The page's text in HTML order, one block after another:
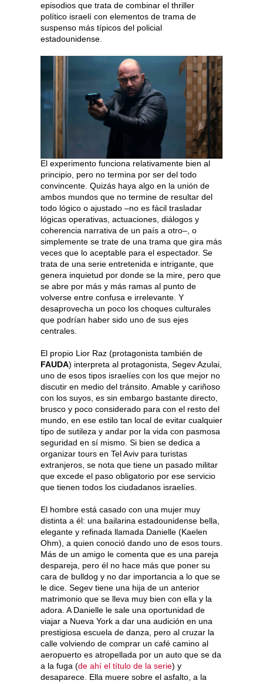
episodios que trata de combinar el thriller
político israelí con elementos de trama de
suspenso más típicos del policial
estadounidense.
El experimento funciona relativamente bien al
principio, pero no termina por ser del todo
convincente. Quizás haya algo en la unión de
ambos mundos que no termine de resultar del
todo lógico o ajustado –no es fácil trasladar
lógicas operativas, actuaciones, diálogos y
coherencia narrativa de un país a otro–, o
simplemente se trate de una trama que gira más
veces que lo aceptable para el espectador. Se
trata de una serie entretenida e intrigante, que
genera inquietud por donde se la mire, pero que
se abre por más y más ramas al punto de
volverse entre confusa e irrelevante. Y
desaprovecha un poco los choques culturales
que podrían haber sido uno de sus ejes
centrales.
El propio Lior Raz (protagonista también de
FAUDA) interpreta al protagonista, Segev Azulai,
uno de esos tipos israelíes con los que mejor no
discutir en medio del tránsito. Amable y cariñoso
con los suyos, es sin embargo bastante directo,
brusco y poco considerado para con el resto del
mundo, en ese estilo tan local de evitar cualquier
tipo de sutileza y andar por la vida con pasmosa
seguridad en sí mismo. Si bien se dedica a
organizar tours en Tel Aviv para turistas
extranjeros, se nota que tiene un pasado militar
que excede el paso obligatorio por ese servicio
que tienen todos los ciudadanos israelíes.
El hombre está casado con una mujer muy
distinta a él: una bailarina estadounidense bella,
elegante y refinada llamada Danielle (Kaelen
Ohm), a quien conoció dando uno de esos tours.
Más de un amigo le comenta que es una pareja
despareja, pero él no hace más que poner su
cara de bulldog y no dar importancia a lo que se
le dice. Segev tiene una hija de un anterior
matrimonio que se lleva muy bien con ella y la
adora. A Danielle le sale una oportunidad de
viajar a Nueva York a dar una audición en una
prestigiosa escuela de danza, pero al cruzar la
calle volviendo de comprar un café camino al
aeropuerto es atropellada por un auto que se da
a la fuga (de ahí el título de la serie) y
desaparece. Ella muere sobre el asfalto, a la